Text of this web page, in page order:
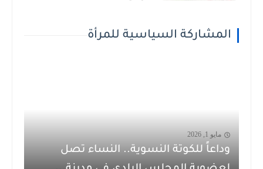
المشاركة السياسية للمرأة
مايو 1, 2026
وداعاً للكوتة النسوية.. النساء تصل